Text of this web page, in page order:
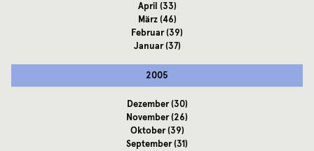
April (33)
März(46)
Februar(39)
Januar(37)
2005
Dezember(30)
November(26)
Oktober(39)
September(31)